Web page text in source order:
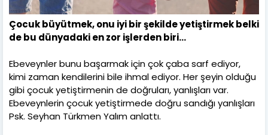
Çocuk büyütmek, onu iyi bir şekilde yetiştirmek belki
de bu dünyadaki en zor işlerden biri…
Ebeveynler bunu başarmak için çok çaba sarf ediyor,
kimi zaman kendilerini bile ihmal ediyor. Her şeyin olduğu
gibi çocuk yetiştirmenin de doğruları, yanlışları var.
Ebeveynlerin çocuk yetiştirmede doğru sandığı yanlışları
Psk. Seyhan Türkmen Yalım anlattı.